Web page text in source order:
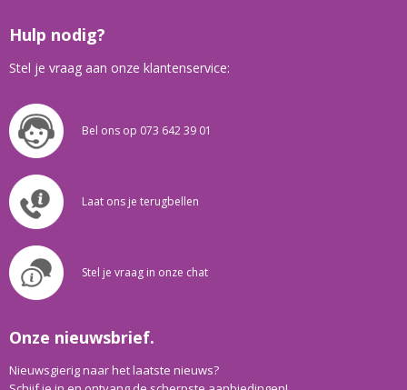
Hulp nodig?
Stel je vraag aan onze klantenservice:
Bel ons op 073 642 39 01
Laat ons je terugbellen
Stel je vraag in onze chat
Onze nieuwsbrief.
Nieuwsgierig naar het laatste nieuws?